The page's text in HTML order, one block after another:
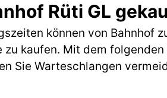
Rüti GL
können von Bahnhof
kaufen. Mit dem
Sie Warteschlangen